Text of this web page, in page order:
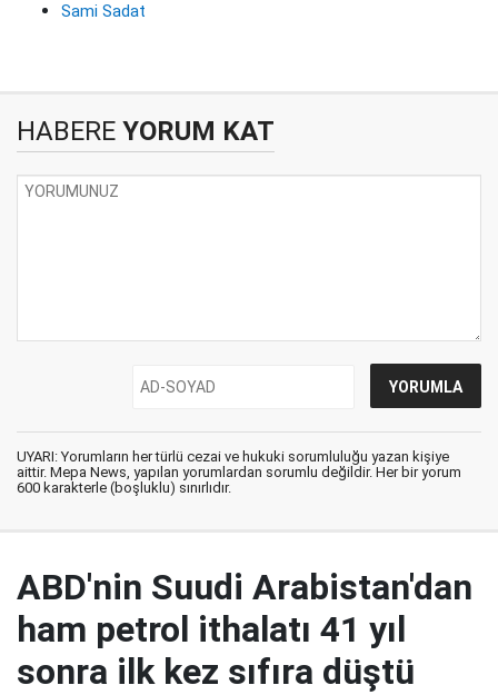
Sami Sadat
HABERE YORUM KAT
UYARI: Yorumların her türlü cezai ve hukuki sorumluluğu yazan kişiye
aittir. Mepa News, yapılan yorumlardan sorumlu değildir. Her bir yorum
600 karakterle (boşluklu) sınırlıdır.
ABD'nin Suudi Arabistan'dan
ham petrol ithalatı 41 yıl
sonra ilk kez sıfıra düştü